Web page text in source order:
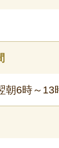
施設での現地支
朝6時～13